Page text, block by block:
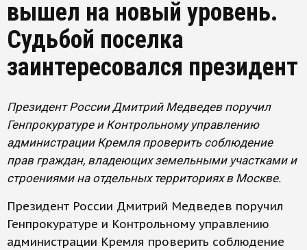
вышел на новый уровень.
Судьбой поселка
заинтересовался президент
Президент России Дмитрий Медведев поручил
Генпрокуратуре и Контрольному управлению
администрации Кремля проверить соблюдение
прав граждан, владеющих земельными участками и
строениями на отдельных территориях в Москве.
Президент России Дмитрий Медведев поручил
Генпрокуратуре и Контрольному управлению
администрации Кремля проверить соблюдение